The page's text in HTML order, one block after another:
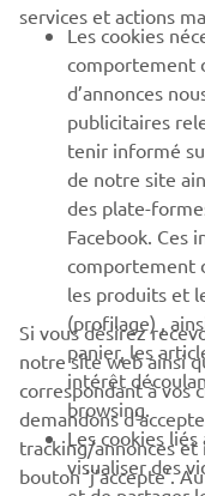
PLUS YAMAHA
SUPPORT
NEWSLETTER
Découvrez en
spéciaux, les
Lisez notre politique
nous traitons vos
services et actions
Les cookies
comportement
d’annonces
publicitaires
tenir informé
de notre site
des plate-
Facebook. Ces
comportement
les produits et
(profilage) ,
panier, les
intérêt
browsing.
Les cookies
visualiser des
Si vous désirez
notre site web ainsi
correspondant à vos
demandons
tracking/annonces et
bouton ‘j’accepte’.